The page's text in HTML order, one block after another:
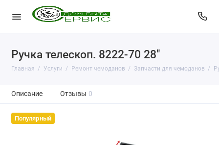
Ручка телескоп. 8222-70 28"
Главная Услуги Ремонт чемоданов Запчасти для чемоданов
Описание Отзывы 0
Популярный